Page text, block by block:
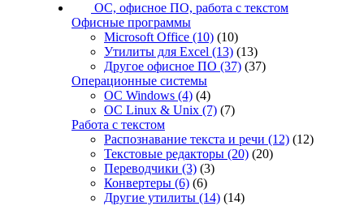
ОС, офисное ПО, работа с текстом
Офисные программы
Microsoft Office (10) (10)
Утилиты для Excel (13) (13)
Другое офисное ПО (37) (37)
Операционные системы
ОС Windows (4) (4)
ОС Linux & Unix (7) (7)
Работа с текстом
Распознавание текста и речи (12) (12)
Текстовые редакторы (20) (20)
Переводчики (3) (3)
Конвертеры (6) (6)
Другие утилиты (14) (14)